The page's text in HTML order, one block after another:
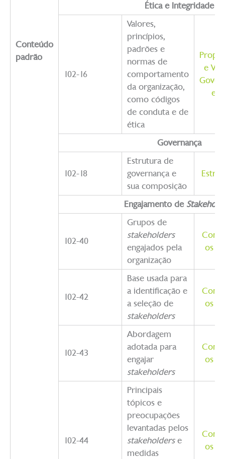
Conteúdo
padrão
Ética e Integridade
102-16
Valores,
princípios,
padrões e
normas de
comportamento
da organização,
como códigos
de conduta e de
ética
e
e
Governança
102-18
Estrutura de
governança e
sua composição
Engajamento de
102-40
Grupos de
stakeholders
engajados pela
organização
os
102-42
Base usada para
a identificação e
a seleção de
stakeholders
os
102-43
Abordagem
adotada para
engajar
stakeholders
os
102-44
Principais
tópicos e
preocupações
levantadas pelos
stakeholderse
medidas
os